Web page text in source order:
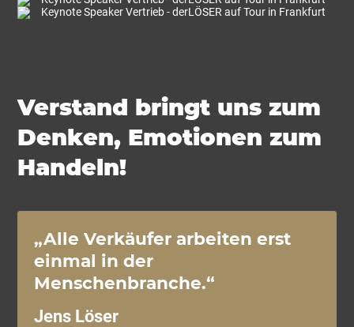
Verstand bringt uns zum
Denken, Emotionen zum
Handeln!
„Alle Verkäufer arbeiten erst
einmal in der
Menschenbranche.“
Jens Löser